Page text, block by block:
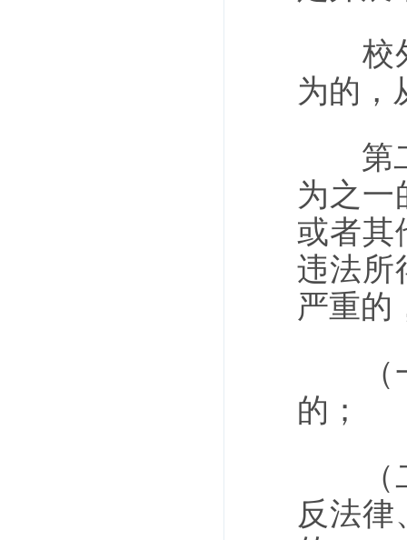
校外
为的，
第二
为之一
或者其
违法所
严重的
（一
的；
（二
反法律